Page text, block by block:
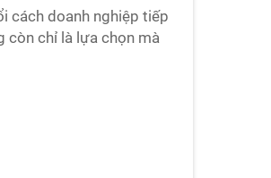
cách doanh nghiệp tiếp
còn chỉ là lựa chọn mà
lĩnh vực thực phẩm,